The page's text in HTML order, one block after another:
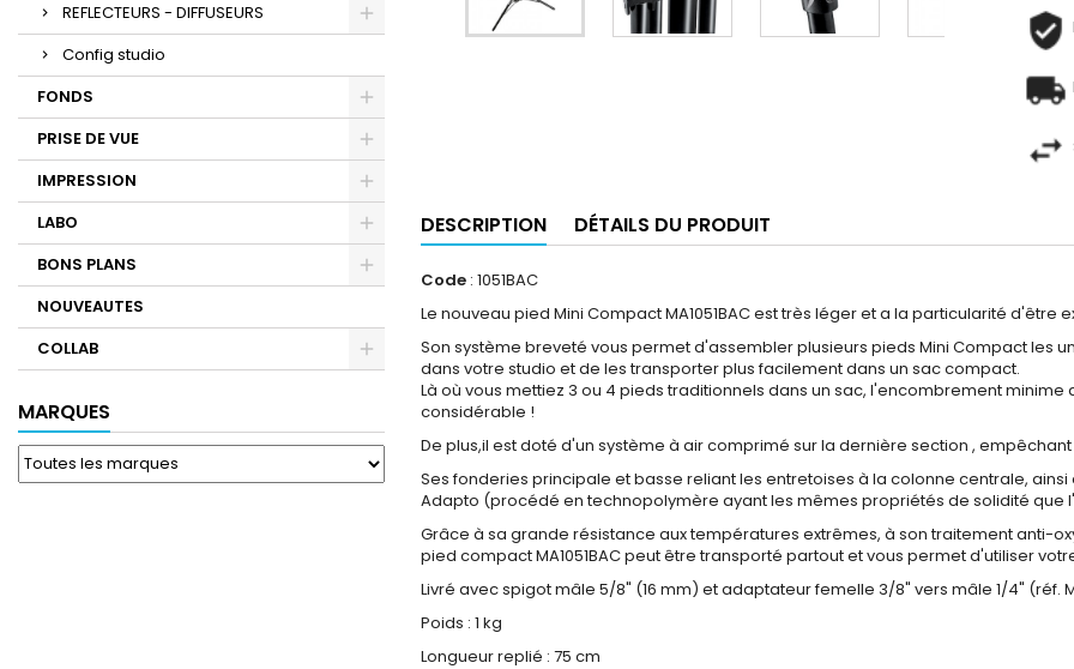
REFLECTEURS - DIFFUSEURS
Config studio
FONDS
PRISE DE VUE
IMPRESSION
LABO
BONS PLANS
NOUVEAUTES
COLLAB
MARQUES
DESCRIPTION DÉTAILS DU PRODUIT
Code : 1051BAC
Le nouveau pied Mini Compact MA1051BAC est très léger et a la particularité d'être
Son système breveté vous permet d'assembler plusieurs pieds Mini Compact les
dans votre studio et de les transporter plus facilement dans un sac compact.
Là où vous mettiez 3 ou 4 pieds traditionnels dans un sac, l'encombrement minime
considérable !
De plus,il est doté d'un système à air comprimé sur la dernière section ,
Ses fonderies principale et basse reliant les entretoises à la colonne centrale,
Adapto (procédé en technopolymère ayant les mêmes propriétés de solidité que
Grâce à sa grande résistance aux températures extrêmes, à son traitement anti-
pied compact MA1051BAC peut être transporté partout et vous permet d'utiliser
Livré avec spigot mâle 5/8" (16 mm) et adaptateur femelle 3/8" vers mâle 1/4" (réf.
Poids : 1 kg
Longueur replié : 75 cm